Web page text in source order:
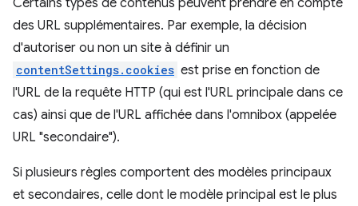
Certains types de contenus peuvent prendre en compte
des URL supplémentaires. Par exemple, la décision
d'autoriser ou non un site à définir un
contentSettings.cookies est prise en fonction de
l'URL de la requête HTTP (qui est l'URL principale dans ce
cas) ainsi que de l'URL affichée dans l'omnibox (appelée
URL "secondaire").
Si plusieurs règles comportent des modèles principaux
et secondaires, celle dont le modèle principal est le plus